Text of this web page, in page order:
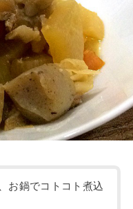
お鍋でコトコト煮込